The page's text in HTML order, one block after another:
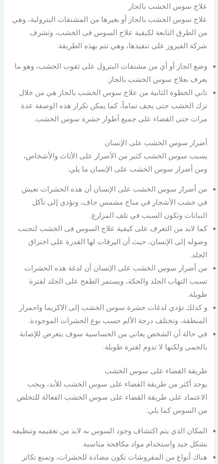
علاج سوس الخشب بالجاز
علاج سوس الخشب بالجاز أو بغيرها من المشتقات البترولية، وهي
من الطرق التابعة لكيفية علاج السوس فى الخشب، وتشرف
شركة الفيروز على تنفيذها، وهي تتم بهذه الطريقة:
وضع الجاز أو أي من مشتقات البترول على ثقوب الخشب، وهو ما
يعرف بعلاج سوس الخشب بالجاز.
تاني الخطوة الثانية من علاج سوس الخشب بالجاز هي من خلال
ترك الخشب حتى يجف تماماً، كما يمكن تكرار هذه الوصفة عدة
مرات حتى القضاء على جميع أطوار حشرة سوس الخشب.
أضرار سوس الخشب على الإنسان
يسبب سوس الخشب كثير من الأضرار على الأثاث والأشخاص،
ومن أضرار سوس الخشب على الإنسان ما يلي:
من أضرار سوس الخشب على الإنسان أن هذه الحشرات تعيش
في خشب الأشجار في مناخ مشمس جاف، وتؤدي إلى تآكل
النباتات وتكون السبب في تلف المزارع.
كما لابد من التعرف على كيفية علاج السوس فى الخشب لتجنب
وصوله إلى الإنسان، حيث أن اليرقات لها القدرة على اختراق
الجلد.
من أضرار سوس الخشب على الإنسان أن لدغة هذه الحشرات
تسبب التهاب الجلد والحكة، ويستمر الطفح على الجلد لفترة
طويلة.
و كذلك تؤدي لدغات حشرة سوس الخشب إلى الاكزيما واحمرار
المنطقة، وتختلف درجة الألم حسب نوع الحشرات الموجودة.
في حالة أن الشخص يعاني من الحساسية سوف يتعرض للإصابة
بالحمى ولكنها لا تدوم لفترة طويلة.
طريقة القضاء على سوس الخشب
يوجد أكثر من طريقة القضاء على سوس الخشب للأبد، ويجب
الاعتماد على طريقة القضاء على سوس الخشب الفعالة للتخلص
من السوس كما يلي:
المكان الذي يتم اكتشاف وجود السوس به لابد من تعقيمه وتنظيفه
بشكل جيد واستخدام مواد مكافحة مناسبة.
هناك أنواع من المفروشات تكون مضادة للحشرات، وتمنع تكاثر